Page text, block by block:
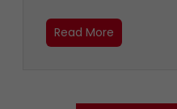
Read More